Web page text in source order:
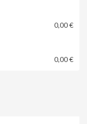
0,00 €
0,00 €